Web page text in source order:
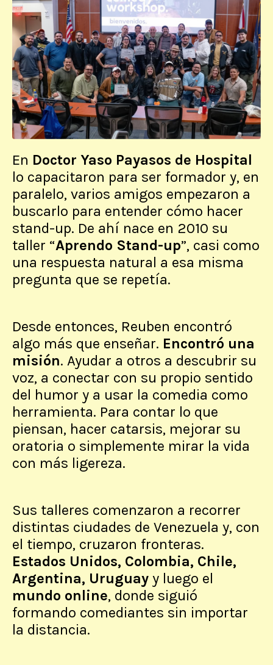
En Doctor Yaso Payasos de Hospital
lo capacitaron para ser formador y, en
paralelo, varios amigos empezaron a
buscarlo para entender cómo hacer
stand-up. De ahí nace en 2010 su
taller “Aprendo Stand-up”, casi como
una respuesta natural a esa misma
pregunta que se repetía.
Desde entonces, Reuben encontró
algo más que enseñar. Encontró una
misión. Ayudar a otros a descubrir su
voz, a conectar con su propio sentido
del humor y a usar la comedia como
herramienta. Para contar lo que
piensan, hacer catarsis, mejorar su
oratoria o simplemente mirar la vida
con más ligereza.
Sus talleres comenzaron a recorrer
distintas ciudades de Venezuela y, con
el tiempo, cruzaron fronteras.
Estados Unidos, Colombia, Chile,
Argentina, Uruguay y luego el
mundo online, donde siguió
formando comediantes sin importar
la distancia.